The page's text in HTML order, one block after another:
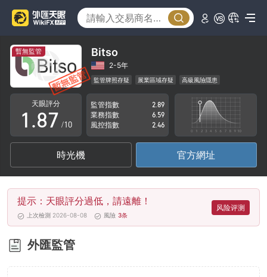
暫無監管 Bitso
2-5年
監管牌照存疑 展業區域存疑 高級風險隱患
天眼評分
0
1
2
3
4
5
6
7
.
4
5
6
7
8
9
3
4
5
6
7
8
9
/10
監管指數
2.89
業務指數
6.59
風控指數
2.46
時光機 官方網址
提示：天眼評分過低，請遠離！
上次檢測 2026-08-08 風險 3条
风险评测
外匯監管